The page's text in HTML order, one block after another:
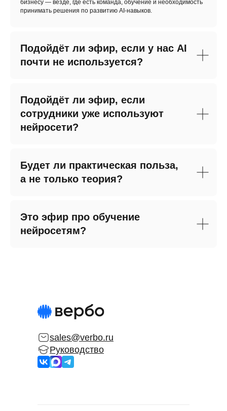
бизнесу — везде, где есть команда, обучение и необходимость
принимать решения по развитию AI-навыков.
Подойдёт ли эфир, если у нас AI
почти не используется?
Подойдёт ли эфир, если
сотрудники уже используют
нейросети?
Будет ли практическая польза,
а не только теория?
Это эфир про обучение
нейросетям?
sales@verbo.ru
Руководство